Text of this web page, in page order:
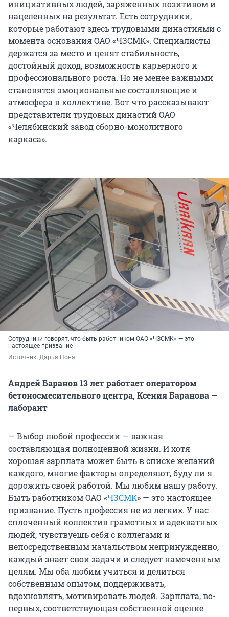
инициативных людей, заряженных позитивом и
нацеленных на результат. Есть сотрудники,
которые работают здесь трудовыми династиями с
момента основания ОАО «ЧЗСМК». Специалисты
держатся за место и ценят стабильность,
достойный доход, возможность карьерного и
профессионального роста. Но не менее важными
становятся эмоциональные составляющие и
атмосфера в коллективе. Вот что рассказывают
представители трудовых династий ОАО
«Челябинский завод сборно-монолитного
каркаса».
Сотрудники говорят, что быть работником ОАО «ЧЗСМК» — это
настоящее призвание
Источник: Дарья Пона
Андрей Баранов 13 лет работает оператором
бетоносмесительного центра, Ксения Баранова —
лаборант
— Выбор любой профессии — важная
составляющая полноценной жизни. И хотя
хорошая зарплата может быть в списке желаний
каждого, многие факторы определяют, буду ли я
дорожить своей работой. Мы любим нашу работу.
Быть работником ОАО «ЧЗСМК» — это настоящее
призвание. Пусть профессия не из легких. У нас
сплоченный коллектив грамотных и адекватных
людей, чувствуешь себя с коллегами и
непосредственным начальством непринужденно,
каждый знает свои задачи и следует намеченным
целям. Мы оба любим учиться и делиться
собственным опытом, поддерживать,
вдохновлять, мотивировать людей. Зарплата, во-
первых, соответствующая собственной оценке